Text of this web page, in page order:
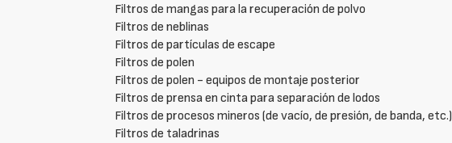
Filtros de mangas para la recuperación de polvo
Filtros de neblinas
Filtros de partículas de escape
Filtros de polen
Filtros de polen - equipos de montaje posterior
Filtros de prensa en cinta para separación de lodos
Filtros de procesos mineros (de vacío, de presión, de banda, etc.)
Filtros de taladrinas